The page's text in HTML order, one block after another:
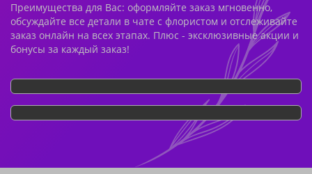
Преимущества для Вас: оформляйте заказ мгновенно,
обсуждайте все детали в чате с флористом и отслеживайте
заказ онлайн на всех этапах. Плюс - эксклюзивные акции и
бонусы за каждый заказ!